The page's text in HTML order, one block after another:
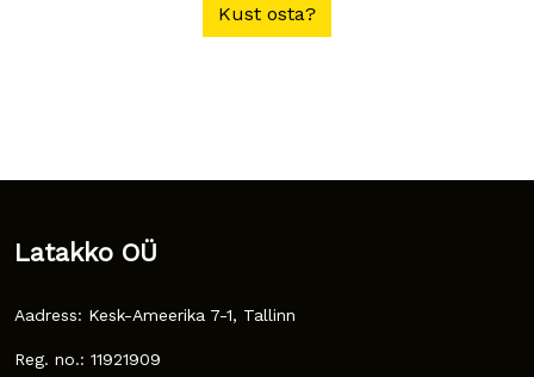
Kust osta?
Latakko OÜ
Aadress: Kesk-Ameerika 7-1, Tallinn
Reg. no.: 11921909